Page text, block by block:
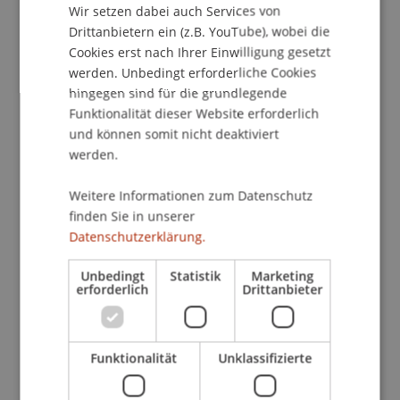
Zentral ist hierbei die Abkehr vom reinen
Zerschlagungs- bzw. Verwertungsrecht hin zu
einem modernen Insolvenzrecht mit einem
praxistauglichen Sanierungsplan und
Sanierungsverfahren als Mittelpunkt.
Die Hinwendung zur Sanierung und zum
z.B. in einer völlig neuen sprachlichen
Ausrichtung (die Konkursordnung wird zur
Insolvenzordnung), der Abschaffung der
Konkursklassen sowie der Schaffung
zeitgemässer Quoten oder etwa der Möglichkeit
von Sanierungsverfahren in Eigenverwaltung.
Ein völliges Novum und gleichsam einen
"Meilenstein" stellt darüber hinaus die
Wir setzen dabei auch Services von
Drittanbietern ein (z.B. YouTube), wobei die
Cookies erst nach Ihrer Einwilligung gesetzt
werden. Unbedingt erforderliche Cookies
hingegen sind für die grundlegende
Funktionalität dieser Website erforderlich
und können somit nicht deaktiviert
werden.
Weitere Informationen zum Datenschutz
finden Sie in unserer
Datenschutzerklärung.
Unbedingt
erforderlich
Statistik Marketing
Drittanbieter
Funktionalität Unklassifizierte